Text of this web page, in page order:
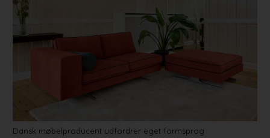
Dansk møbelproducent udfordrer eget formsprog